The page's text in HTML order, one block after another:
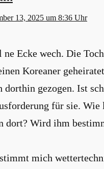
13, 2025 um 8:36 Uhr
Ecke wech. Die
Koreaner
dorthin gezogen. Ist
für sie. Wie
dort? Wird ihm
mich